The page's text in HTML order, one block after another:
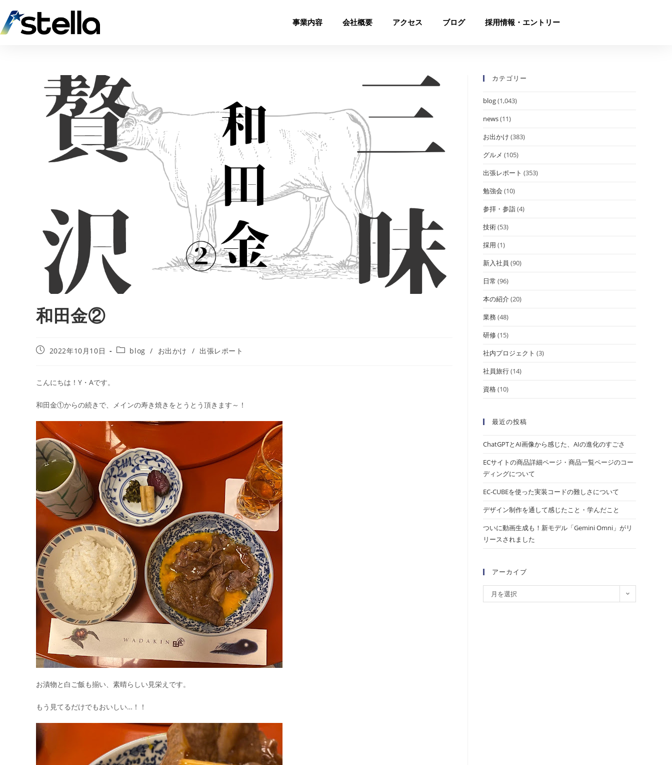
事業内容 会社概要 アクセス ブログ 採用情報・エントリー
和田金②
2022年10月10日 blog / お出かけ / 出張レポート
こんにちは！Y・Aです。
和田金①からの続きで、メインの寿き焼きをとうとう頂きます～！
お漬物と白ご飯も揃い、素晴らしい見栄えです。
もう見てるだけでもおいしい…！！
カテゴリー
blog(1,043)
news(11)
お出かけ (383)
グルメ (105)
出張レポート (353)
勉強会 (10)
参拝・参詣(4)
技術(53)
採用 (1)
新入社員 (90)
日常 (96)
本の紹介(20)
業務(48)
研修(15)
社内プロジェクト (3)
社員旅行(14)
資格(10)
最近の投稿
ChatGPTとAI画像から感じた、AIの進化のすごさ
ECサイトの商品詳細ページ・商品一覧ページのコー
ディングについて
EC-CUBEを使った実装コードの難しさについて
デザイン制作を通して感じたこと・学んだこと
ついに動画生成も！新モデル「Gemini Omni」がリ
リースされました
アーカイブ
月を選択